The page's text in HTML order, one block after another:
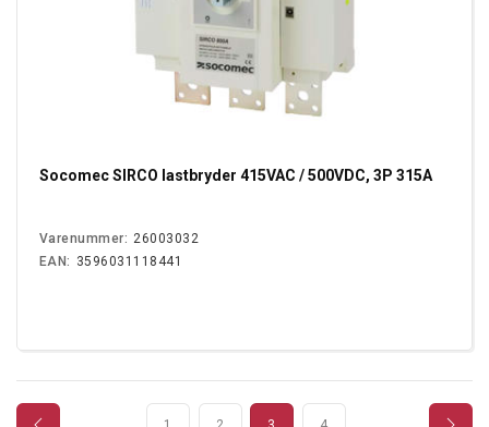
Socomec SIRCO lastbryder 415VAC / 500VDC, 3P 315A
Varenummer: 26003032
EAN: 3596031118441